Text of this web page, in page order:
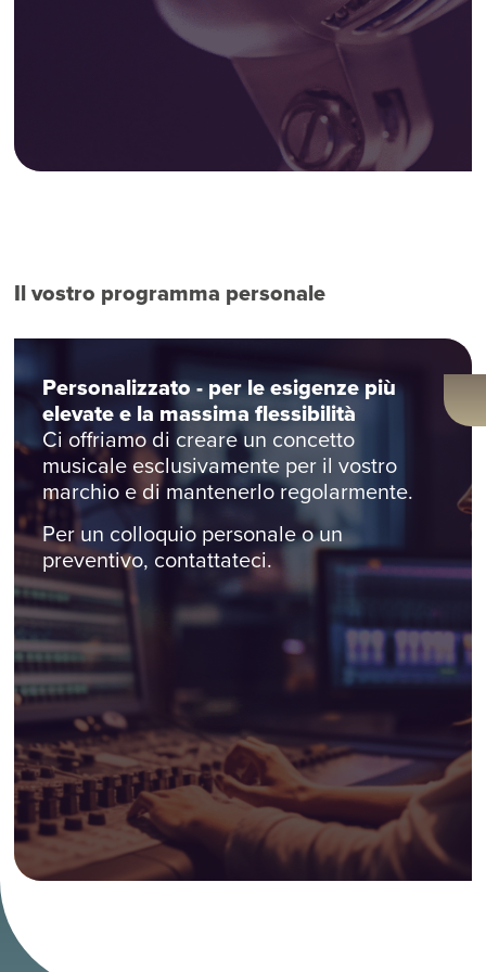
Il vostro programma personale
Personalizzato - per le esigenze più
elevate e la massima flessibilità
Ci offriamo di creare un concetto
musicale esclusivamente per il vostro
marchio e di mantenerlo regolarmente.
Per un colloquio personale o un
preventivo, contattateci.